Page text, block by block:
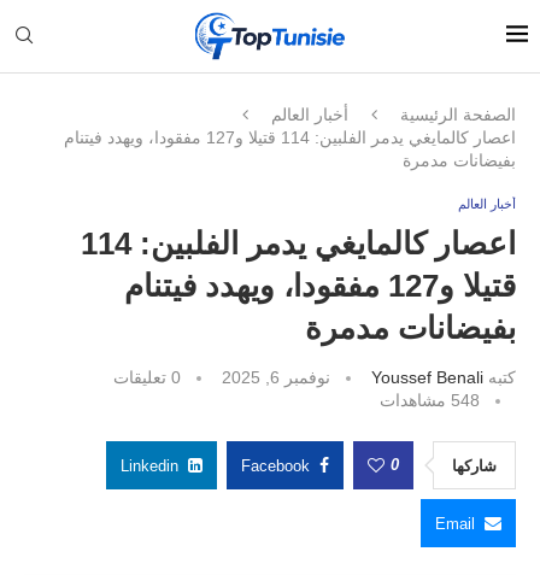
الصفحة الرئيسية
أخبار العالم
اعصار كالمايغي يدمر الفلبين: 114 قتيلا و127 مفقودا، ويهدد فيتنام
بفيضانات مدمرة
أخبار العالم
اعصار كالمايغي يدمر الفلبين: 114
قتيلا و127 مفقودا، ويهدد فيتنام
بفيضانات مدمرة
كتبه Youssef Benali نوفمبر 6, 2025
0 تعليقات
548 مشاهدات
شاركها 0
Facebook
Linkedin
Email